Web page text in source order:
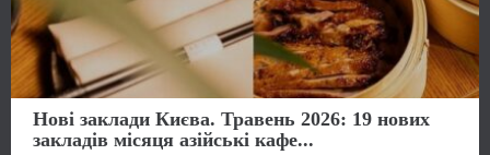
Нові заклади Києва. Травень 2026: 19 нових
закладів місяця азійські кафе...